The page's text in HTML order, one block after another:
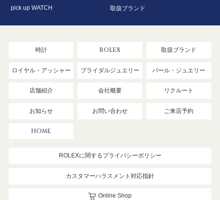
pick up WATCH 取扱ブランド
時計 ROLEX 取扱ブランド
ロイヤル・アッシャー ブライダルジュエリー パール・ジュエリー
店舗紹介 会社概要 リクルート
お知らせ お問い合わせ ご来店予約
HOME
ROLEXに関するプライバシーポリシー
カスタマーハラスメント対応指針
Online Shop